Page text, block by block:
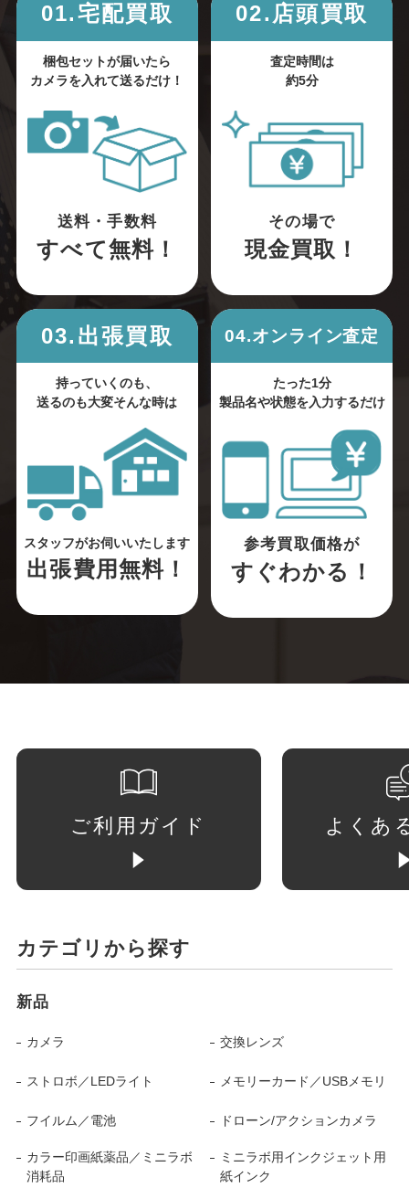
01.宅配買取
梱包セットが届いたら
カメラを入れて送るだけ！
送料・手数料
すべて無料！
02.店頭買取
査定時間は
約5分
その場で
現金買取！
03.出張買取
持っていくのも、
送るのも大変そんな時は
スタッフがお伺いいたします
出張費用無料！
04.オンライン査定
たった1分
製品名や状態を入力するだけ
参考買取価格が
すぐわかる！
ご利用ガイド よくあ
カテゴリから探す
新品
カメラ 交換レンズ
ストロボ／LEDライト メモリーカード／USBメモリ
フイルム／電池 ドローン/アクションカメラ
カラー印画紙薬品／ミニラボ
消耗品
ミニラボ用インクジェット用
紙インク